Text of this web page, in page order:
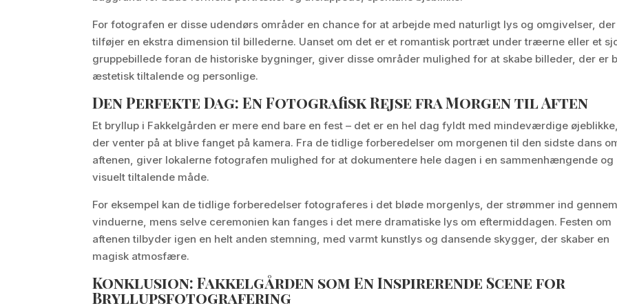
For fotografen er disse udendørs områder en chance for at arbejde med naturligt lys og omgivelser, der
tilføjer en ekstra dimension til billederne. Uanset om det er et romantisk portræt under træerne eller et
gruppebillede foran de historiske bygninger, giver disse områder mulighed for at skabe billeder, der er
æstetisk tiltalende og personlige.
Den Perfekte Dag: En Fotografisk Rejse fra Morgen til Aften
Et bryllup i Fakkelgården er mere end bare en fest – det er en hel dag fyldt med mindeværdige øjeblikke,
der venter på at blive fanget på kamera. Fra de tidlige forberedelser om morgenen til den sidste dans
aftenen, giver lokalerne fotografen mulighed for at dokumentere hele dagen i en sammenhængende og
visuelt tiltalende måde.
For eksempel kan de tidlige forberedelser fotograferes i det bløde morgenlys, der strømmer ind gennem
vinduerne, mens selve ceremonien kan fanges i det mere dramatiske lys om eftermiddagen. Festen om
aftenen tilbyder igen en helt anden stemning, med varmt kunstlys og dansende skygger, der skaber en
magisk atmosfære.
Konklusion: Fakkelgården som En Inspirerende Scene for
Bryllupsfotografering